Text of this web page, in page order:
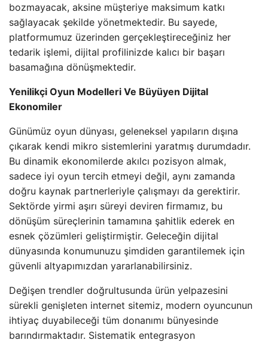
bozmayacak, aksine müşteriye maksimum katkı
sağlayacak şekilde yönetmektedir. Bu sayede,
platformumuz üzerinden gerçekleştireceğiniz her
tedarik işlemi, dijital profilinizde kalıcı bir başarı
basamağına dönüşmektedir.
Yenilikçi Oyun Modelleri Ve Büyüyen Dijital
Ekonomiler
Günümüz oyun dünyası, geleneksel yapıların dışına
çıkarak kendi mikro sistemlerini yaratmış durumdadır.
Bu dinamik ekonomilerde akılcı pozisyon almak,
sadece iyi oyun tercih etmeyi değil, aynı zamanda
doğru kaynak partnerleriyle çalışmayı da gerektirir.
Sektörde yirmi aşırı süreyi deviren firmamız, bu
dönüşüm süreçlerinin tamamına şahitlik ederek en
esnek çözümleri geliştirmiştir. Geleceğin dijital
dünyasında konumunuzu şimdiden garantilemek için
güvenli altyapımızdan yararlanabilirsiniz.
Değişen trendler doğrultusunda ürün yelpazesini
sürekli genişleten internet sitemiz, modern oyuncunun
ihtiyaç duyabileceği tüm donanımı bünyesinde
barındırmaktadır. Sistematik entegrasyon